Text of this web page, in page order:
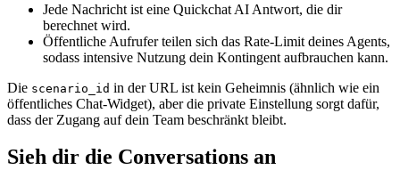
Jede Nachricht ist eine Quickchat AI Antwort, die dir
berechnet wird.
Öffentliche Aufrufer teilen sich das Rate-Limit deines Agents,
sodass intensive Nutzung dein Kontingent aufbrauchen kann.
Die scenario_id in der URL ist kein Geheimnis (ähnlich wie ein
öffentliches Chat-Widget), aber die private Einstellung sorgt dafür,
dass der Zugang auf dein Team beschränkt bleibt.
Sieh dir die Conversations an